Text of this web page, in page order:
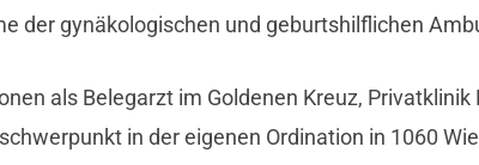
der gynäkologischen und geburtshilflichen
als Belegarzt im Goldenen Kreuz,
in der eigenen Ordination in 1060